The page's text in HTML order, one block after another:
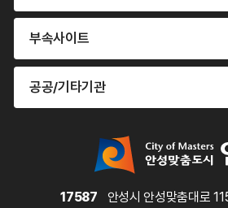
부속사이트
공공/기타기관
17587 안성시 안성맞춤대로